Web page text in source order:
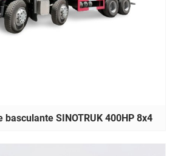
basculante SINOTRUK 400HP 8x4